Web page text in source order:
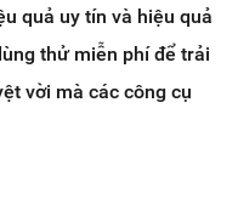
quả uy tín và hiệu quả
thử miễn phí để trải
vời mà các công cụ